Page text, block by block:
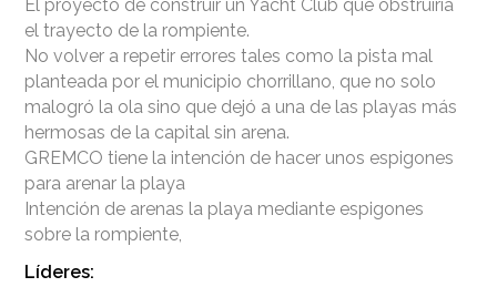
PROTEGE TUS OLAS
ALIADOS
CONTACTO
El proyecto de construir un Yacht Club que obstruiría
el trayecto de la rompiente.
No volver a repetir errores tales como la pista mal
planteada por el municipio chorrillano, que no solo
malogró la ola sino que dejó a una de las playas más
hermosas de la capital sin arena.
GREMCO tiene la intención de hacer unos espigones
para arenar la playa
Intención de arenas la playa mediante espigones
Líderes: